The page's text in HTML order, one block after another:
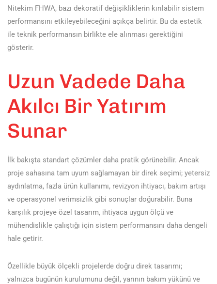
Nitekim FHWA, bazı dekoratif değişikliklerin kırılabilir sistem
performansını etkileyebileceğini açıkça belirtir. Bu da estetik
ile teknik performansın birlikte ele alınması gerektiğini
gösterir.
Uzun Vadede Daha
Akılcı Bir Yatırım
Sunar
İlk bakışta standart çözümler daha pratik görünebilir. Ancak
proje sahasına tam uyum sağlamayan bir direk seçimi; yetersiz
aydınlatma, fazla ürün kullanımı, revizyon ihtiyacı, bakım artışı
ve operasyonel verimsizlik gibi sonuçlar doğurabilir. Buna
karşılık projeye özel tasarım, ihtiyaca uygun ölçü ve
mühendislikle çalıştığı için sistem performansını daha dengeli
hale getirir.
Özellikle büyük ölçekli projelerde doğru direk tasarımı;
yalnızca bugünün kurulumunu değil, yarının bakım yükünü ve